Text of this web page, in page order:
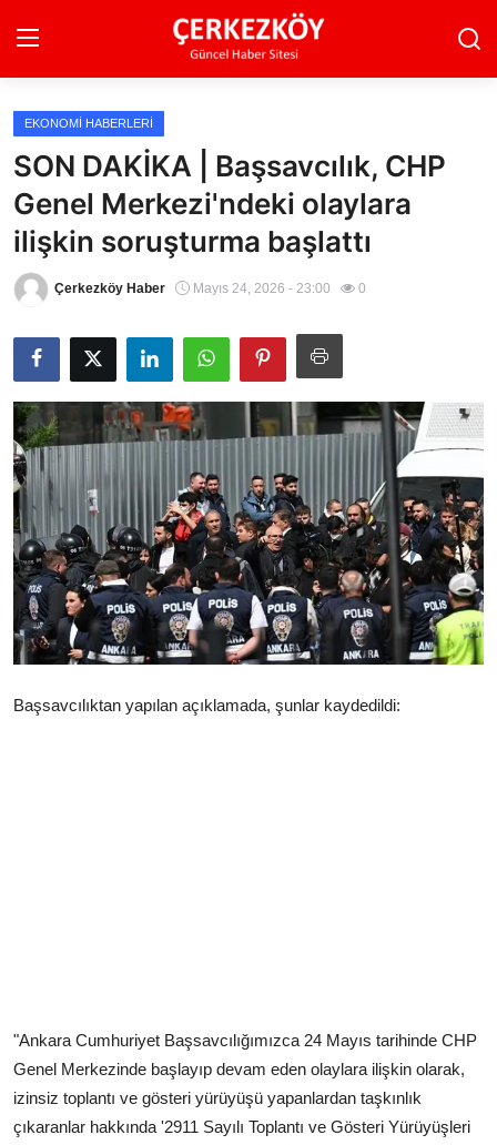
Ana Sayfa
Son Dakika
Ekonomi Haberleri
Magazin Haberleri
Spor Haberleri
Teknoloji Haberleri
Dünya Haberleri
Çerkezköy
EKONOMI HABERLERI
SON DAKİKA | Başsavcılık, CHP
Genel Merkezi'ndeki olaylara
ilişkin soruşturma başlattı
Çerkezköy Haber Mayıs 24, 2026 - 23:00 0
Başsavcılıktan yapılan açıklamada, şunlar kaydedildi:
"Ankara Cumhuriyet Başsavcılığımızca 24 Mayıs tarihinde CHP
Genel Merkezinde başlayıp devam eden olaylara ilişkin olarak,
izinsiz toplantı ve gösteri yürüyüşü yapanlardan taşkınlık
çıkaranlar hakkında '2911 Sayılı Toplantı ve Gösteri Yürüyüşleri